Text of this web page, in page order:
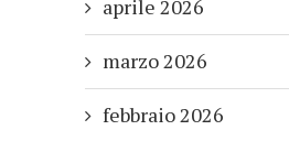
aprile 2026
marzo 2026
febbraio 2026